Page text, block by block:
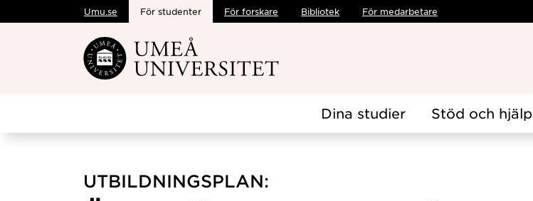
Hoppa direkt till innehållet
Umu.se För studenter För forskare Bibliotek För medarbetare
Dina studier Stöd och hjälp
UTBILDNINGSPLAN: